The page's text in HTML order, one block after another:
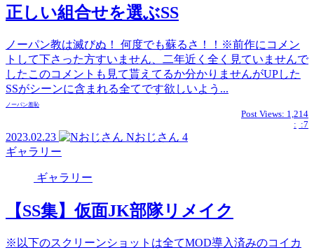
正しい組合せを選ぶSS
ノーパン教は滅びぬ！ 何度でも蘇るさ！！※前作にコメン
トして下さった方すいません、二年近く全く見ていませんで
したこのコメントも見て貰えてるか分かりませんがUPした
SSがシーンに含まれる全てです欲しいよう...
ノーパン羞恥
Post Views: 1,214
: :7
2023.02.23 Nおじさん 4
ギャラリー
ギャラリー
【SS集】仮面JK部隊リメイク
※以下のスクリーンショットは全てMOD導入済みのコイカ